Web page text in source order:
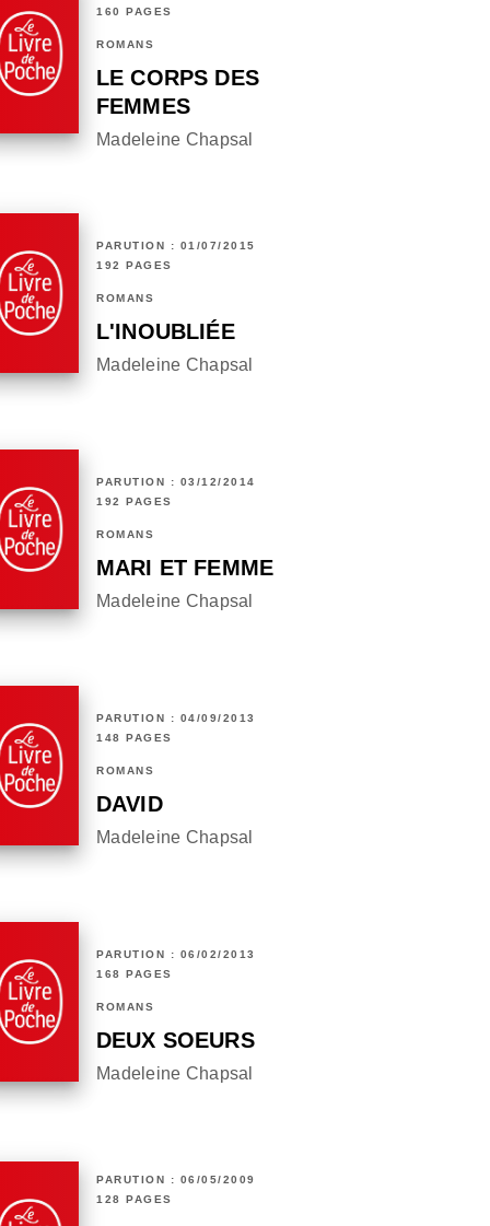
160 PAGES
ROMANS
LE CORPS DES
FEMMES
Madeleine Chapsal
PARUTION : 01/07/2015
192 PAGES
ROMANS
L'INOUBLIÉE
Madeleine Chapsal
PARUTION : 03/12/2014
192 PAGES
ROMANS
MARI ET FEMME
Madeleine Chapsal
PARUTION : 04/09/2013
148 PAGES
ROMANS
DAVID
Madeleine Chapsal
PARUTION : 06/02/2013
168 PAGES
ROMANS
DEUX SOEURS
Madeleine Chapsal
PARUTION : 06/05/2009
128 PAGES